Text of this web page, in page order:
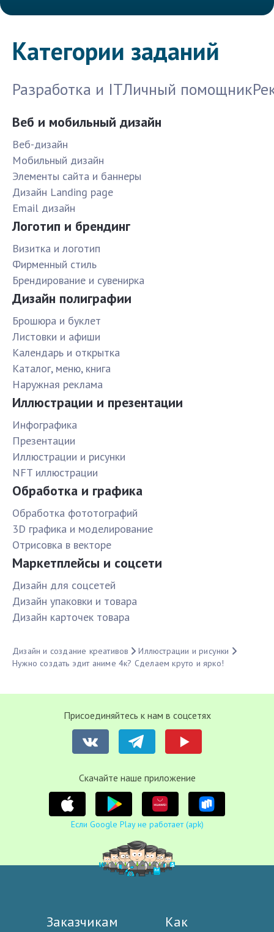
Категории заданий
Разработка и ITЛичный помощник
Веб и мобильный дизайн
Веб-дизайн
Мобильный дизайн
Элементы сайта и баннеры
Дизайн Landing page
Email дизайн
Логотип и брендинг
Визитка и логотип
Фирменный стиль
Брендирование и сувенирка
Дизайн полиграфии
Брошюра и буклет
Листовки и афиши
Календарь и открытка
Каталог, меню, книга
Наружная реклама
Иллюстрации и презентации
Инфографика
Презентации
Иллюстрации и рисунки
NFT иллюстрации
Обработка и графика
Обработка фототографий
3D графика и моделирование
Отрисовка в векторе
Маркетплейсы и соцсети
Дизайн для соцсетей
Дизайн упаковки и товара
Дизайн карточек товара
Дизайн и создание креативов
Иллюстрации и рисунки
Нужно создать эдит аниме 4к? Сделаем круто и ярко!
Присоединяйтесь к нам в соцсетях
Cкачайте наше приложение
Если Google Play не работает (apk)
Заказчикам
Как